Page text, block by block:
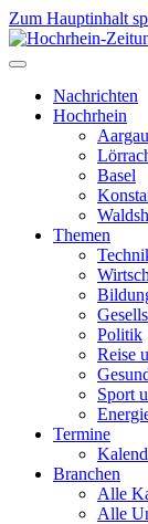
Zum Hauptinhalt
Nachrichten
Hochrhein
Basel
Themen
Politik
Reise
Sport
Termine
Branchen
Alle
Alle